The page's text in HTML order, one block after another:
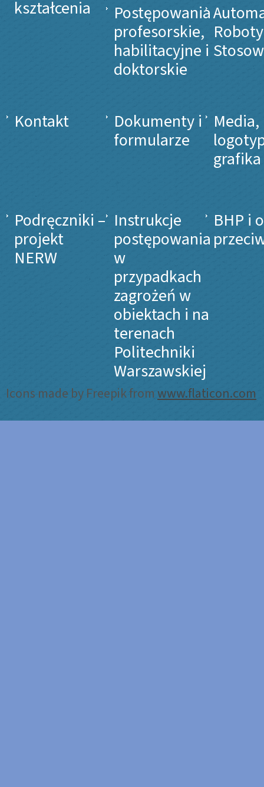
kształcenia
Postępowania
profesorskie,
habilitacyjne i
doktorskie
Kontakt
Dokumenty i
formularze
Media,
grafika
Podręczniki –
projekt
NERW
Instrukcje
postępowania
w
przypadkach
zagrożeń w
obiektach i na
terenach
Politechniki
Warszawskiej
BHP i
Icons made by Freepik fromwww.flaticon.com